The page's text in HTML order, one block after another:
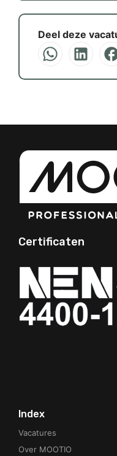
Deel deze
Certificaten
Index
Vacatures
Over MOOTIO